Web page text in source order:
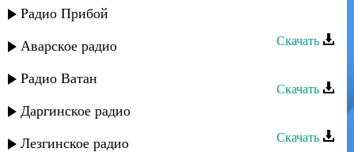
Радио Прибой
Аварское радио
Радио Ватан
Даргинское радио
Лезгинское радио
Тарлан Мамедов - Аман яр
Скачать
Скачать
Тарлан Мамедов - Без вучиз
Скачать